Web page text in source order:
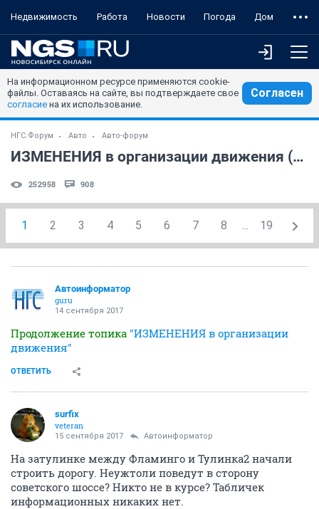
Недвижимость Работа Новости Погода Дом
На информационном ресурсе применяются cookie-
файлы. Оставаясь на сайте, вы подтверждаете свое
согласие на их использование.
Согласен
НГС.Форум Авто Авто-форум
ИЗМЕНЕНИЯ в организации движения (часть 2)
252958 908
1 2 3 4 5 6 7 8 ... 19
Автоинформатор
guru
14 сентября 2017
Продолжение топика "ИЗМЕНЕНИЯ в организации
движения"
ОТВЕТИТЬ
surfix
veteran
15 сентября 2017 Автоинформатор
На затулинке между Фламинго и Тулинка2 начали
строить дорогу. Неужтоли поведут в сторону
советского шоссе? Никто не в курсе? Табличек
информационных никаких нет.